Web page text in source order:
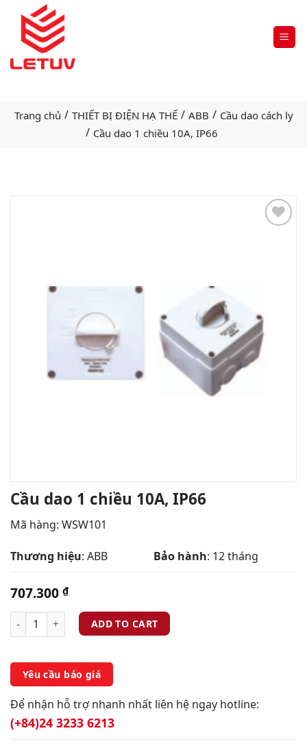
Trang chủ / THIẾT BỊ ĐIỆN HẠ THẾ / ABB / Cầu dao cách ly
/ Cầu dao 1 chiều 10A, IP66
Cầu dao 1 chiều 10A, IP66
Mã hàng: WSW101
Thương hiệu: ABB Bảo hành: 12 tháng
707.300 ₫
ADD TO CART
Yêu cầu báo giá
Để nhận hỗ trợ nhanh nhất liên hệ ngay hotline:
(+84)24 3233 6213